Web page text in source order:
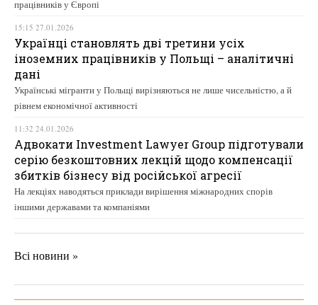
працівників у Європі
15:15 27.01.2026
Українці становлять дві третини усіх
іноземних працівників у Польщі – аналітичні
дані
Українські мігранти у Польщі вирізняються не лише чисельністю, а й
рівнем економічної активності
11:32 24.01.2026
Адвокати Investment Lawyer Group підготували
серію безкоштовних лекцій щодо компенсації
збитків бізнесу від російської агресії
На лекціях наводяться приклади вирішення міжнародних спорів
іншими державами та компаніями
Всі новини »